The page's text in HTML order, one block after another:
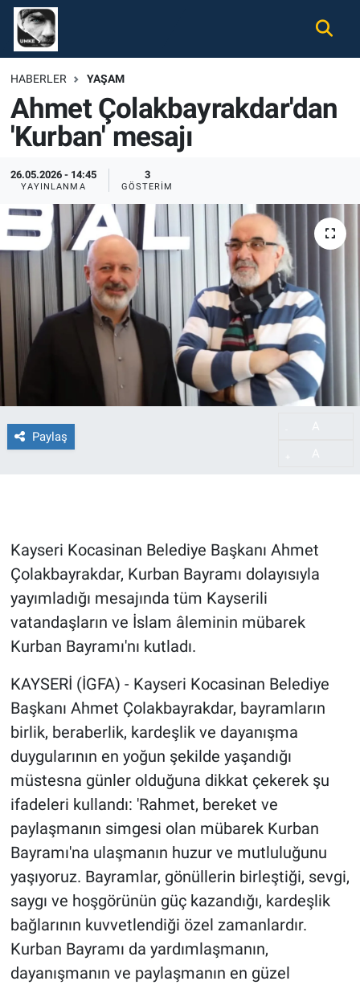
HABERLER YAŞAM
Ahmet Çolakbayrakdar'dan
'Kurban' mesajı
26.05.2026 - 14:45
YAYINLANMA
3
GÖSTERIM
Paylaş
Kayseri Kocasinan Belediye Başkanı Ahmet
Çolakbayrakdar, Kurban Bayramı dolayısıyla
yayımladığı mesajında tüm Kayserili
vatandaşların ve İslam âleminin mübarek
Kurban Bayramı'nı kutladı.
KAYSERİ (İGFA) - Kayseri Kocasinan Belediye
Başkanı Ahmet Çolakbayrakdar, bayramların
birlik, beraberlik, kardeşlik ve dayanışma
duygularının en yoğun şekilde yaşandığı
müstesna günler olduğuna dikkat çekerek şu
ifadeleri kullandı: 'Rahmet, bereket ve
paylaşmanın simgesi olan mübarek Kurban
Bayramı'na ulaşmanın huzur ve mutluluğunu
yaşıyoruz. Bayramlar, gönüllerin birleştiği, sevgi,
saygı ve hoşgörünün güç kazandığı, kardeşlik
bağlarının kuvvetlendiği özel zamanlardır.
Kurban Bayramı da yardımlaşmanın,
dayanışmanın ve paylaşmanın en güzel
Gündem
Ekonomi
Spor
Magazin
Tüm Haberler
İletişim
Künye
Nöbetçi Eczaneler
Hava Durumu
Namaz Vakitleri
Trafik Durumu
Süper Lig Puan Durumu ve Fikstür
Tüm Manşetler
Son Dakika Haberleri
Haber Arşivi